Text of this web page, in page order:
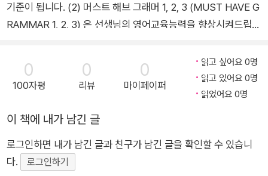
기준이 됩니다. (2) 머스트 해브 그래머 1, 2, 3 (MUST HAVE G
RAMMAR 1, 2, 3) 은 선생님의 영어교육능력을 향상시켜드립니
법 문제를 만들었습니다. 명확한 목표를 가지고 설계된 이 문제들
이 학생들의 집중도를 높이고, 문법 습득을 이루게 합니다. (4)
서술형, 논술형 수업과 시험을 체계적으로 준비시키는 교재입니
0
100자평
0
리뷰
0
마이페이퍼
읽고 싶어요 0명
읽고 있어요 0명
읽었어요 0명
이 책에 내가 남긴 글
로그인하면 내가 남긴 글과 친구가 남긴 글을 확인할 수 있습니
다.
로그인하기